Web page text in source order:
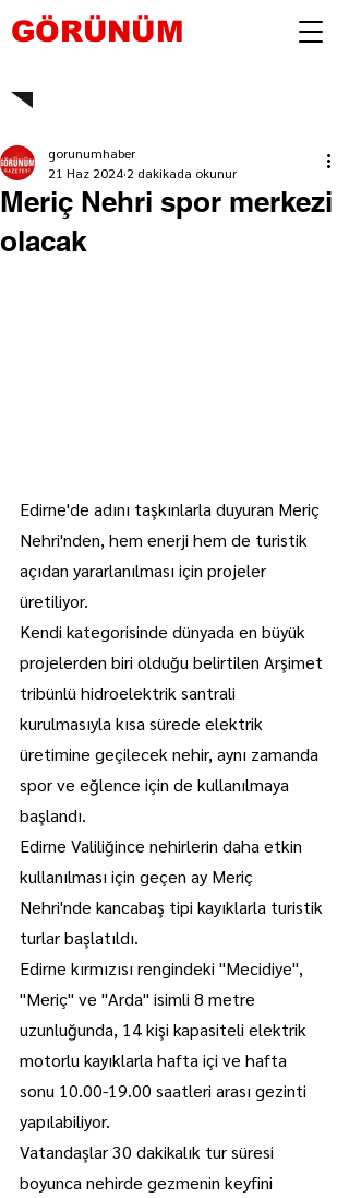
GÖRÜNÜM
Meriç Nehri spor merkezi
olacak
gorunumhaber
21 Haz 2024 2 dakikada okunur
Edirne'de adını taşkınlarla duyuran Meriç
Nehri'nden, hem enerji hem de turistik
açıdan yararlanılması için projeler
üretiliyor.
Kendi kategorisinde dünyada en büyük
projelerden biri olduğu belirtilen Arşimet
tribünlü hidroelektrik santrali
kurulmasıyla kısa sürede elektrik
üretimine geçilecek nehir, aynı zamanda
spor ve eğlence için de kullanılmaya
başlandı.
Edirne Valiliğince nehirlerin daha etkin
kullanılması için geçen ay Meriç
Nehri'nde kancabaş tipi kayıklarla turistik
turlar başlatıldı.
Edirne kırmızısı rengindeki "Mecidiye",
"Meriç" ve "Arda" isimli 8 metre
uzunluğunda, 14 kişi kapasiteli elektrik
motorlu kayıklarla hafta içi ve hafta
sonu 10.00-19.00 saatleri arası gezinti
yapılabiliyor.
Vatandaşlar 30 dakikalık tur süresi
boyunca nehirde gezmenin keyfini